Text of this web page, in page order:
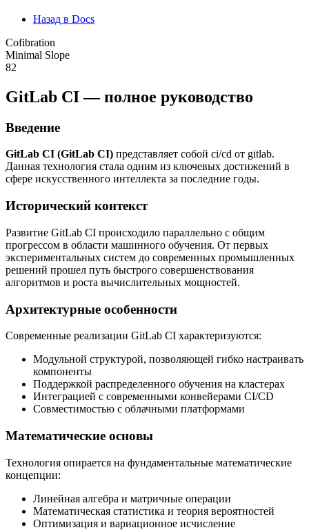
Назад в Docs
Cofibration
Minimal Slope
82
GitLab CI — полное руководство
Введение
GitLab CI (GitLab CI) представляет собой ci/cd от gitlab.
Данная технология стала одним из ключевых достижений в
сфере искусственного интеллекта за последние годы.
Исторический контекст
Развитие GitLab CI происходило параллельно с общим
прогрессом в области машинного обучения. От первых
экспериментальных систем до современных промышленных
решений прошел путь быстрого совершенствования
алгоритмов и роста вычислительных мощностей.
Архитектурные особенности
Современные реализации GitLab CI характеризуются:
Модульной структурой, позволяющей гибко настраивать
компоненты
Поддержкой распределенного обучения на кластерах
Интеграцией с современными конвейерами CI/CD
Совместимостью с облачными платформами
Математические основы
Технология опирается на фундаментальные математические
концепции:
Линейная алгебра и матричные операции
Математическая статистика и теория вероятностей
Оптимизация и вариационное исчисление